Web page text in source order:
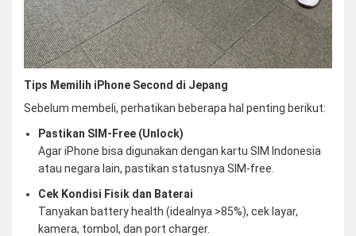
Tips Memilih iPhone Second di Jepang
Sebelum membeli, perhatikan beberapa hal penting berikut:
Pastikan SIM-Free (Unlock)
Agar iPhone bisa digunakan dengan kartu SIM Indonesia
atau negara lain, pastikan statusnya SIM-free.
Cek Kondisi Fisik dan Baterai
Tanyakan battery health (idealnya >85%), cek layar,
kamera, tombol, dan port charger.